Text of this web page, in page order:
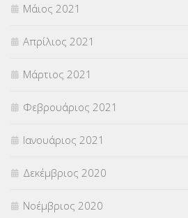
Μάιος 2021
Απρίλιος 2021
Μάρτιος 2021
Φεβρουάριος 2021
Ιανουάριος 2021
Δεκέμβριος 2020
Νοέμβριος 2020